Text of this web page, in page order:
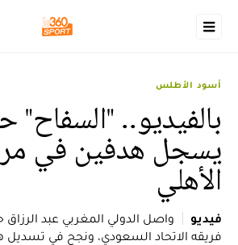
أسود الأطلس
بالفيديو.. "السفاح"
يسجل هدفين في
الأهلي
فيديو
واصل الدولي المغربي عبد الرزاق
فريقه الاتحاد السعودي، ونجح في